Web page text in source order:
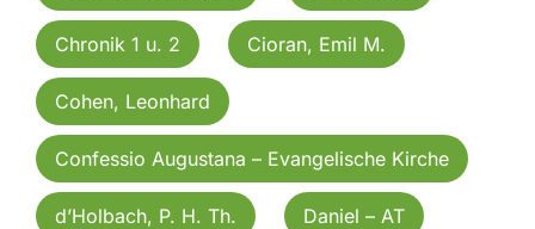
Chronik 1 u. 2 Cioran, Emil M.
Cohen, Leonhard
Confessio Augustana – Evangelische Kirche
d’Holbach, P. H. Th. Daniel – AT